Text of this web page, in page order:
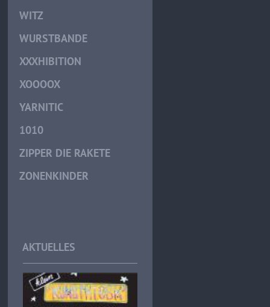
WITZ
WURSTBANDE
XXXHIBITION
XOOOOX
YARNITIC
1010
ZIPPER DIE RAKETE
ZONENKINDER
AKTUELLES